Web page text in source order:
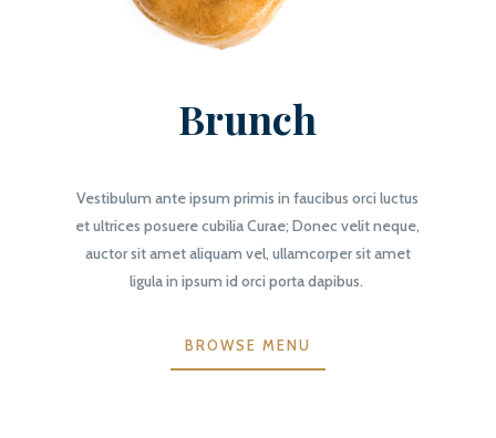
Brunch
Vestibulum ante ipsum primis in faucibus orci luctus
et ultrices posuere cubilia Curae; Donec velit neque,
auctor sit amet aliquam vel, ullamcorper sit amet
ligula in ipsum id orci porta dapibus.
BROWSE MENU